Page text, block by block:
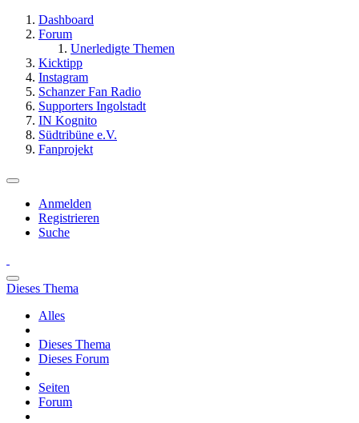
Dashboard
Forum
Unerledigte Themen
Kicktipp
Instagram
Schanzer Fan Radio
Supporters Ingolstadt
IN Kognito
Südtribüne e.V.
Fanprojekt
Anmelden
Registrieren
Suche
Dieses Thema
Alles
Dieses Thema
Dieses Forum
Seiten
Forum